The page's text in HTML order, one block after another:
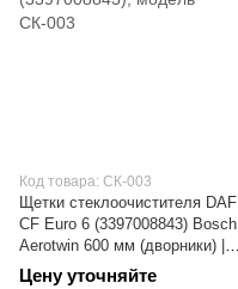
Код товара: СК-003
Щетки стеклоочистителя DAF
CF Euro 6 (3397008843) Bosch
Aerotwin 600 мм (дворники) |
СК-003
Цену уточняйте